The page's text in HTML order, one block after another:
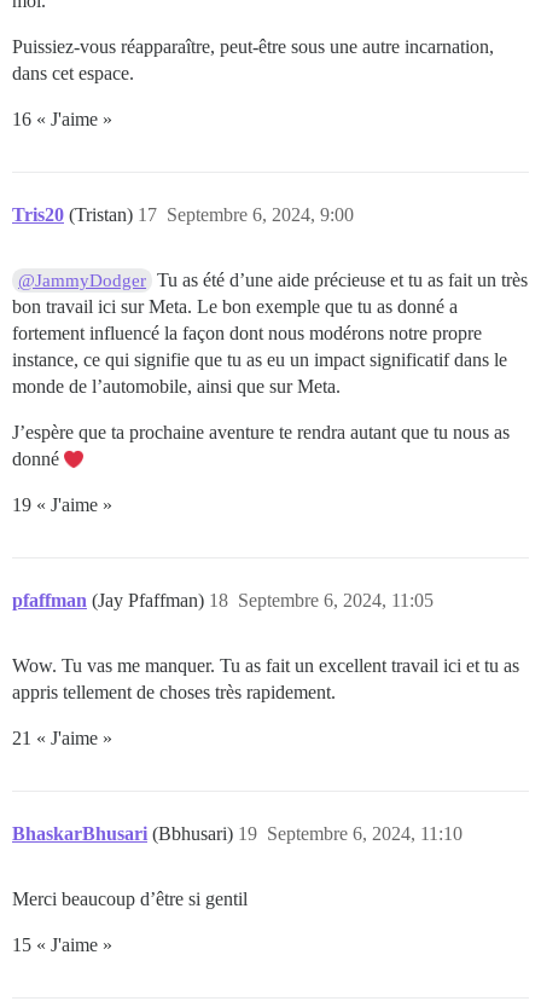
Puissiez-vous réapparaître, peut-être sous une autre incarnation,
dans cet espace.
16 « J'aime »
Tris20 (Tristan) Septembre 6, 2024, 9:00
17
@JammyDodger Tu as été d’une aide précieuse et tu as fait un très
bon travail ici sur Meta. Le bon exemple que tu as donné a
fortement influencé la façon dont nous modérons notre propre
instance, ce qui signifie que tu as eu un impact significatif dans le
monde de l’automobile, ainsi que sur Meta.
J’espère que ta prochaine aventure te rendra autant que tu nous as
donné
19 « J'aime »
pfaffman (Jay Pfaffman) Septembre 6, 2024, 11:05
18
Wow. Tu vas me manquer. Tu as fait un excellent travail ici et tu as
appris tellement de choses très rapidement.
21 « J'aime »
BhaskarBhusari (Bbhusari) Septembre 6, 2024, 11:10
19
Merci beaucoup d’être si gentil
15 « J'aime »